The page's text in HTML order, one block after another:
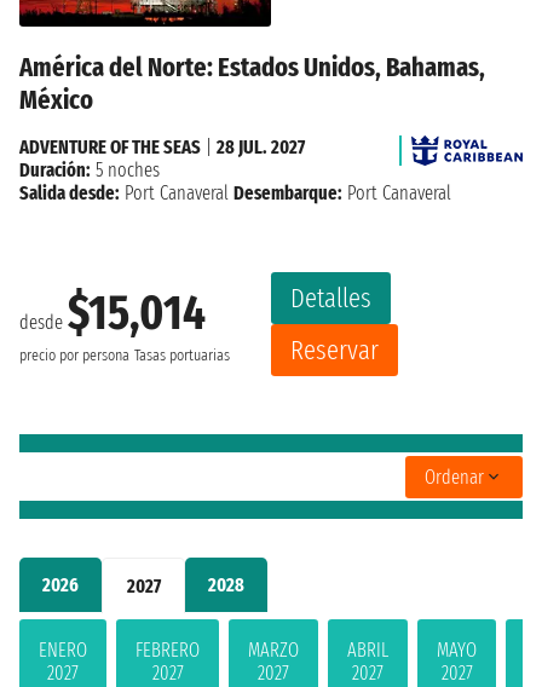
2026 2027 2028
ENERO
2027
FEBRERO
2027
MARZO
2027
ABRIL
2027
MAYO
2027
América del Norte: Estados Unidos, Bahamas,
México
desde $15,014
precio por persona Tasas portuarias
Detalles
Reservar
ADVENTURE OF THE SEAS
28 JUL. 2027
Duración: 5 noches
Salida desde: Port Canaveral Desembarque: Port Canaveral
Ordenar